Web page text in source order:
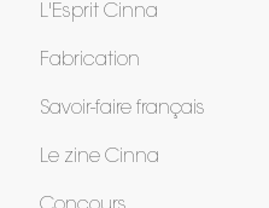
L'Esprit Cinna
Fabrication
Savoir-faire français
Le zine Cinna